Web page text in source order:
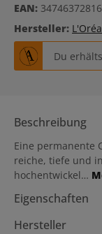
EAN:
Hersteller:
Du
Beschreibung
Eine permanente
reiche, tiefe und
hochentwickel…
Eigenschaften
Hersteller